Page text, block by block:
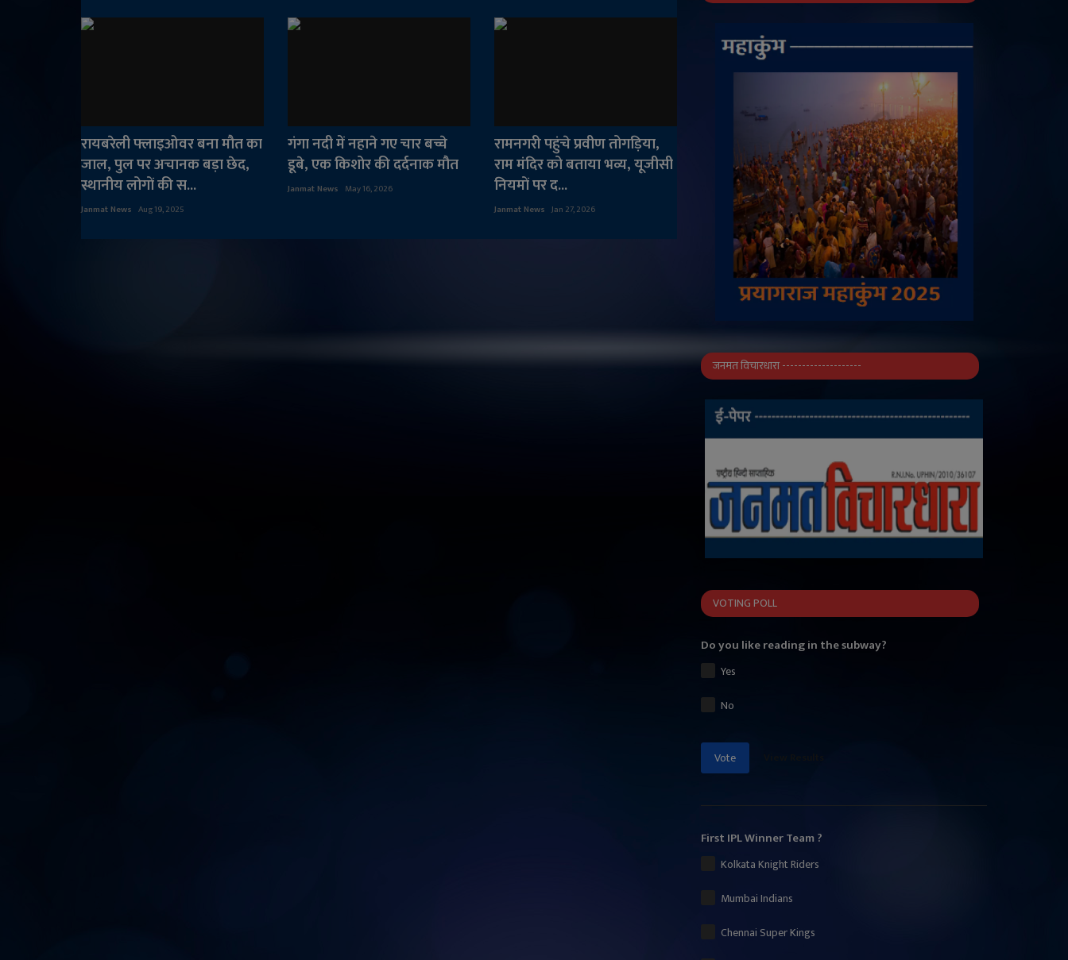
रायबरेली फ्लाइओवर बना मौत का
जाल, पुल पर अचानक बड़ा छेद,
स्थानीय लोगों की स...
Janmat News Aug 19, 2025
गंगा नदी में नहाने गए चार बच्चे
डूबे, एक किशोर की दर्दनाक मौत
Janmat News May 16, 2026
रामनगरी पहुंचे प्रवीण तोगड़िया,
राम मंदिर को बताया भव्य, यूजीसी
नियमों पर द...
Janmat News Jan 27, 2026
जनमत विचारधारा --------------------
VOTING POLL
Do you like reading in the subway?
Yes
No
Vote
First IPL Winner Team ?
Kolkata Knight Riders
Mumbai Indians
Chennai Super Kings